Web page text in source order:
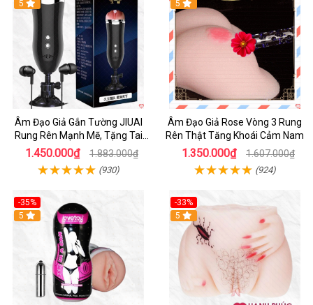
5
Âm Đạo Giả Gắn Tường JIUAI
Rung Rên Mạnh Mẽ, Tặng Tai
Nghe
1.450.000₫ 1.883.000₫
(930)
5
Âm Đạo Giả Rose Vòng 3 Rung
Rên Thật Tăng Khoái Cảm Nam
1.350.000₫ 1.607.000₫
(924)
-35%
5
-33%
5